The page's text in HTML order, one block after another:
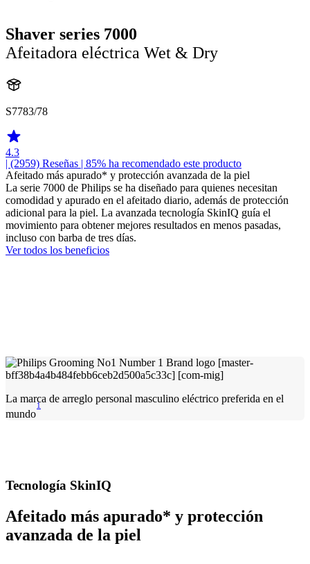
Shaver series 7000
Afeitadora eléctrica Wet & Dry
S7783/78
4.3
| (2959) Reseñas | 85% ha recomendado este producto
Afeitado más apurado* y protección avanzada de la piel
La serie 7000 de Philips se ha diseñado para quienes necesitan
comodidad y apurado en el afeitado diario, además de protección
adicional para la piel. La avanzada tecnología SkinIQ guía el
movimiento para obtener mejores resultados en menos pasadas,
incluso con barba de tres días.
Ver todos los beneficios
La marca de arreglo personal masculino eléctrico preferida en el
mundo
1
Tecnología SkinIQ
Afeitado más apurado* y protección
avanzada de la piel